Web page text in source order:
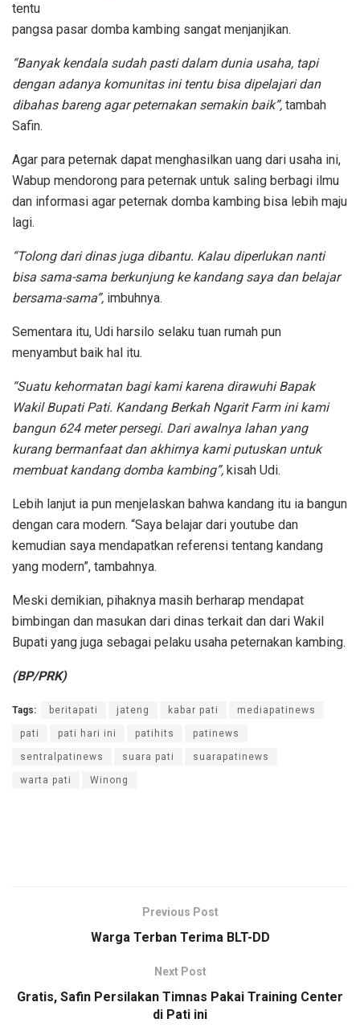
tentu
pangsa pasar domba kambing sangat menjanjikan.
“Banyak kendala sudah pasti dalam dunia usaha, tapi
dengan adanya komunitas ini tentu bisa dipelajari dan
dibahas bareng agar peternakan semakin baik”, tambah
Safin.
Agar para peternak dapat menghasilkan uang dari usaha ini,
Wabup mendorong para peternak untuk saling berbagi ilmu
dan informasi agar peternak domba kambing bisa lebih maju
lagi.
“Tolong dari dinas juga dibantu. Kalau diperlukan nanti
bisa sama-sama berkunjung ke kandang saya dan belajar
bersama-sama”, imbuhnya.
Sementara itu, Udi harsilo selaku tuan rumah pun
menyambut baik hal itu.
“Suatu kehormatan bagi kami karena dirawuhi Bapak
Wakil Bupati Pati. Kandang Berkah Ngarit Farm ini kami
bangun 624 meter persegi. Dari awalnya lahan yang
kurang bermanfaat dan akhirnya kami putuskan untuk
membuat kandang domba kambing”, kisah Udi.
Lebih lanjut ia pun menjelaskan bahwa kandang itu ia bangun
dengan cara modern. “Saya belajar dari youtube dan
kemudian saya mendapatkan referensi tentang kandang
yang modern”, tambahnya.
Meski demikian, pihaknya masih berharap mendapat
bimbingan dan masukan dari dinas terkait dan dari Wakil
Bupati yang juga sebagai pelaku usaha peternakan kambing.
(BP/PRK)
Tags: beritapati jateng kabar pati mediapatinews
pati pati hari ini patihits patinews
sentralpatinews suara pati suarapatinews
warta pati Winong
Previous Post
Warga Terban Terima BLT-DD
Next Post
Gratis, Safin Persilakan Timnas Pakai Training Center
di Pati ini